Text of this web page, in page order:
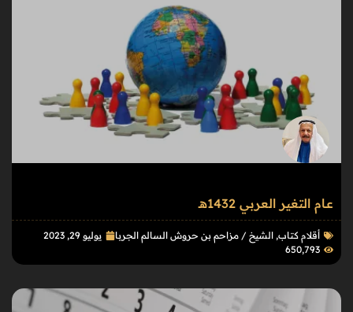
عـام التغير العربي 1432هـ
أقلام كتاب, الشيخ / مزاحم بن حروش السالم الجربا
يوليو 29, 2023
650٬793